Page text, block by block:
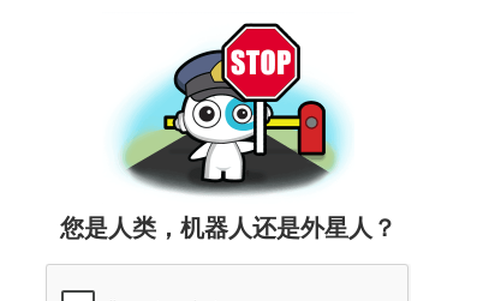
您是人类，机器人还是外星人？